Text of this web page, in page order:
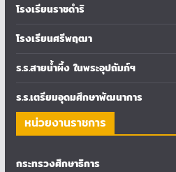
โรงเรียนราชดำริ
โรงเรียนศรีพฤฒา
ร.ร.สายน้ำผึ้ง ในพระอุปถัมภ์ฯ
ร.ร.เตรียมอุดมศึกษาพัฒนาการ
หน่วยงานราชการ
กระทรวงศึกษาธิการ